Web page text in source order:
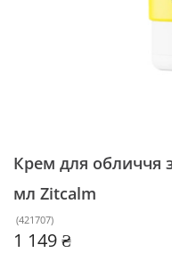
Крем для обличчя
мл Zitcalm
(421707)
1 149 ₴